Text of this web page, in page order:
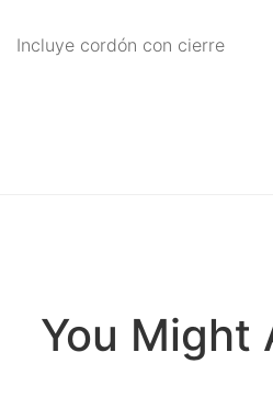
Runas de las Brujas
Incluye cordón con cierre
You Might